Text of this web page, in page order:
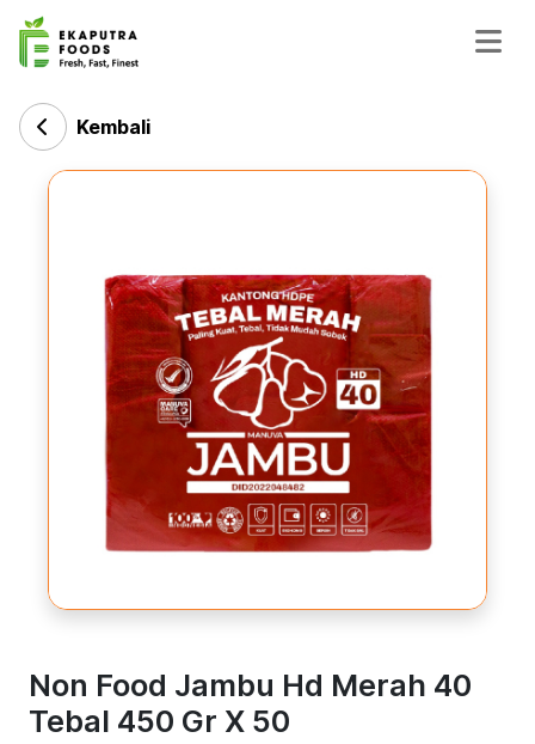
Kembali
Non Food Jambu Hd Merah 40
Tebal 450 Gr X 50